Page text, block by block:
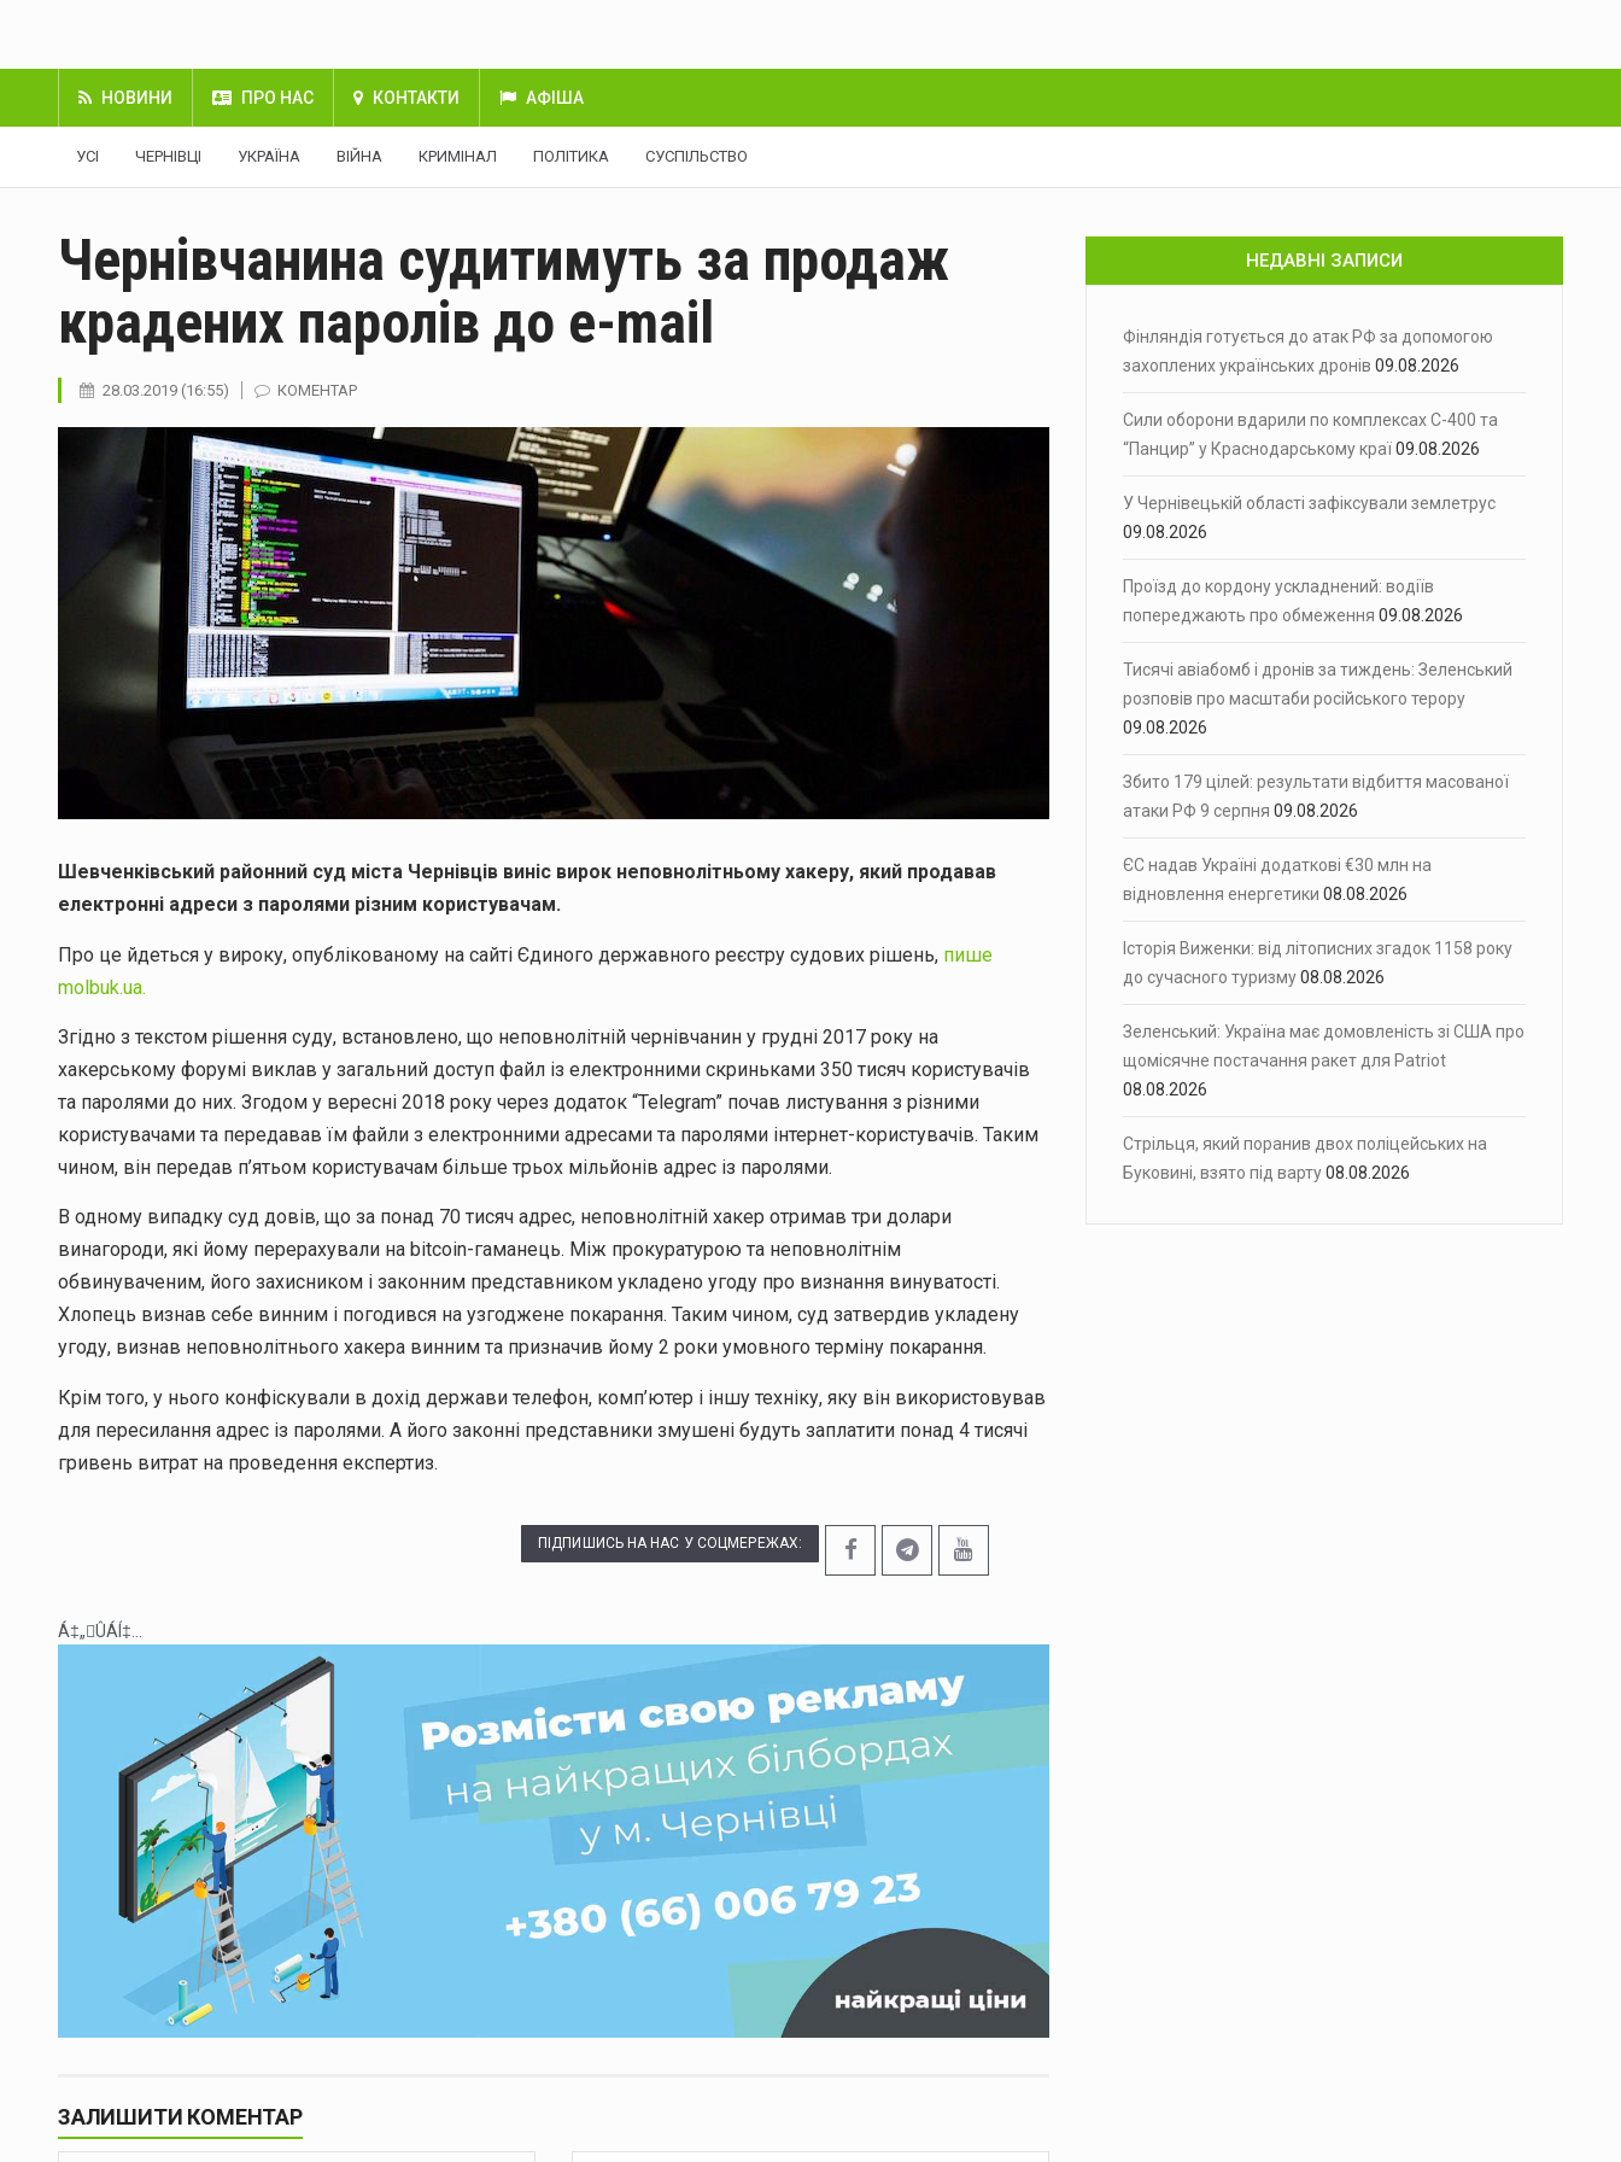
НОВИНИ ПРО НАС КОНТАКТИ АФІША
УСІ ЧЕРНІВЦІ УКРАЇНА ВІЙНА КРИМІНАЛ ПОЛІТИКА СУСПІЛЬСТВО
Чернівчанина судитимуть за продаж
крадених паролів до e-mail
28.03.2019 (16:55) КОМЕНТАР
Шевченківський районний суд міста Чернівців виніс вирок неповнолітньому хакеру, який продавав
електронні адреси з паролями різним користувачам.
Про це йдеться у вироку, опублікованому на сайті Єдиного державного реєстру судових рішень, пише
molbuk.ua.
Згідно з текстом рішення суду, встановлено, що неповнолітній чернівчанин у грудні 2017 року на
хакерському форумі виклав у загальний доступ файл із електронними скриньками 350 тисяч користувачів
та паролями до них. Згодом у вересні 2018 року через додаток “Telegram” почав листування з різними
користувачами та передавав їм файли з електронними адресами та паролями інтернет-користувачів. Таким
чином, він передав п’ятьом користувачам більше трьох мільйонів адрес із паролями.
В одному випадку суд довів, що за понад 70 тисяч адрес, неповнолітній хакер отримав три долари
винагороди, які йому перерахували на bitcoin-гаманець. Між прокуратурою та неповнолітнім
обвинуваченим, його захисником і законним представником укладено угоду про визнання винуватості.
Хлопець визнав себе винним і погодився на узгоджене покарання. Таким чином, суд затвердив укладену
угоду, визнав неповнолітнього хакера винним та призначив йому 2 роки умовного терміну покарання.
Крім того, у нього конфіскували в дохід держави телефон, комп’ютер і іншу техніку, яку він використовував
для пересилання адрес із паролями. А його законні представники змушені будуть заплатити понад 4 тисячі
гривень витрат на проведення експертиз.
ПІДПИШИСЬ НА НАС У СОЦМЕРЕЖАХ:
Á‡„ÛÁÍ‡...
ЗАЛИШИТИ КОМЕНТАР
НЕДАВНІ ЗАПИСИ
Фінляндія готується до атак РФ за допомогою
захоплених українських дронів 09.08.2026
Сили оборони вдарили по комплексах С-400 та
“Панцир” у Краснодарському краї09.08.2026
У Чернівецькій області зафіксували землетрус
09.08.2026
Проїзд до кордону ускладнений: водіїв
попереджають про обмеження 09.08.2026
Тисячі авіабомб і дронів за тиждень: Зеленський
розповів про масштаби російського терору
09.08.2026
Збито 179 цілей: результати відбиття масованої
атаки РФ 9 серпня 09.08.2026
ЄС надав Україні додаткові €30 млн на
відновлення енергетики 08.08.2026
Історія Виженки: від літописних згадок 1158 року
до сучасного туризму08.08.2026
Зеленський: Україна має домовленість зі США про
щомісячне постачання ракет для Patriot
08.08.2026
Стрільця, який поранив двох поліцейських на
Буковині, взято під варту08.08.2026